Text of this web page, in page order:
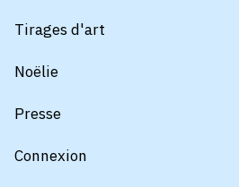
Tirages d'art
Noëlie
Presse
Connexion